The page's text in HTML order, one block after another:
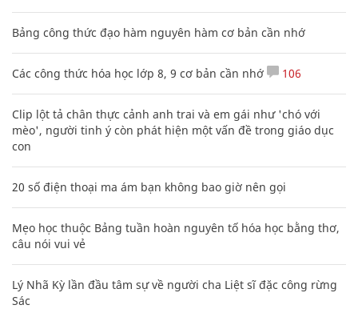
Bảng công thức đạo hàm nguyên hàm cơ bản cần nhớ
Các công thức hóa học lớp 8, 9 cơ bản cần nhớ 106
Clip lột tả chân thực cảnh anh trai và em gái như 'chó với
mèo', người tinh ý còn phát hiện một vấn đề trong giáo dục
con
20 số điện thoại ma ám bạn không bao giờ nên gọi
Mẹo học thuộc Bảng tuần hoàn nguyên tố hóa học bằng thơ,
câu nói vui vẻ
Lý Nhã Kỳ lần đầu tâm sự về người cha Liệt sĩ đặc công rừng
Sác